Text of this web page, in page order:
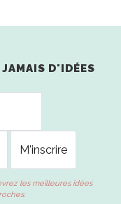
D'IDÉES
les meilleures idées